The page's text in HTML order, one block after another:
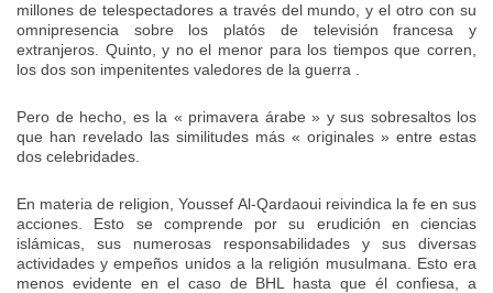
millones de telespectadores a través del mundo, y el otro con su
omnipresencia sobre los platós de televisión francesa y
extranjeros. Quinto, y no el menor para los tiempos que corren,
los dos son impenitentes valedores de la guerra .
Pero de hecho, es la « primavera árabe » y sus sobresaltos los
que han revelado las similitudes más « originales » entre estas
dos celebridades.
En materia de religion, Youssef Al-Qardaoui reivindica la fe en sus
acciones. Esto se comprende por su erudición en ciencias
islámicas, sus numerosas responsabilidades y sus diversas
actividades y empeños unidos a la religión musulmana. Esto era
menos evidente en el caso de BHL hasta que él confiesa, a